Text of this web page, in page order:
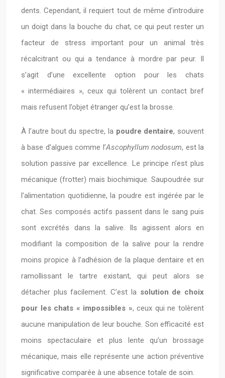
dents. Cependant, il requiert tout de même d’introduire
un doigt dans la bouche du chat, ce qui peut rester un
facteur de stress important pour un animal très
récalcitrant ou qui a tendance à mordre par peur. Il
s’agit d’une excellente option pour les chats
« intermédiaires », ceux qui tolèrent un contact bref
mais refusent l’objet étranger qu’est la brosse.
À l’autre bout du spectre, la poudre dentaire, souvent
à base d’algues comme l’Ascophyllum nodosum, est la
solution passive par excellence. Le principe n’est plus
mécanique (frotter) mais biochimique. Saupoudrée sur
l’alimentation quotidienne, la poudre est ingérée par le
chat. Ses composés actifs passent dans le sang puis
sont excrétés dans la salive. Ils agissent alors en
modifiant la composition de la salive pour la rendre
moins propice à l’adhésion de la plaque dentaire et en
ramollissant le tartre existant, qui peut alors se
détacher plus facilement. C’est la solution de choix
pour les chats « impossibles », ceux qui ne tolèrent
aucune manipulation de leur bouche. Son efficacité est
moins spectaculaire et plus lente qu’un brossage
mécanique, mais elle représente une action préventive
significative comparée à une absence totale de soin.